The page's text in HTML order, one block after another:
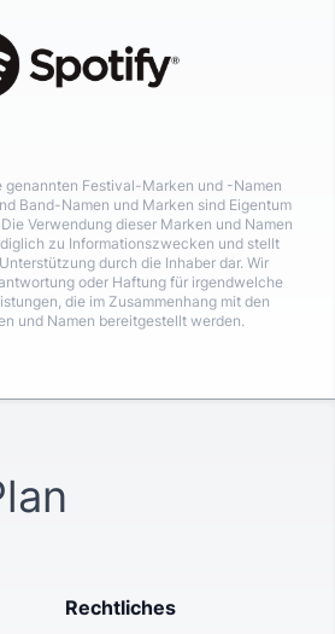
genannten Festival-Marken und -Namen
Band-Namen und Marken sind Eigentum
Verwendung dieser Marken und Namen
zu Informationszwecken und stellt
durch die Inhaber dar. Wir
oder Haftung für irgendwelche
die im Zusammenhang mit den
und Namen bereitgestellt werden.
Rechtliches